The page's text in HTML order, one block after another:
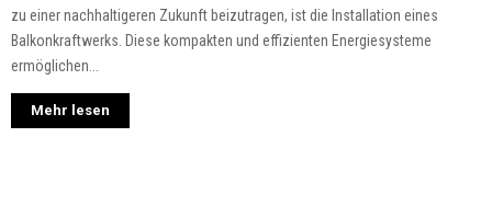
zu einer nachhaltigeren Zukunft beizutragen, ist die Installation eines
Balkonkraftwerks. Diese kompakten und effizienten Energiesysteme
ermöglichen...
Mehr lesen